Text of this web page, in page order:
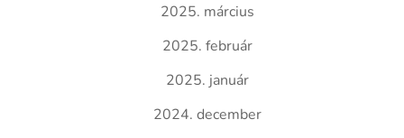
2025. március
2025. február
2025. január
2024. december